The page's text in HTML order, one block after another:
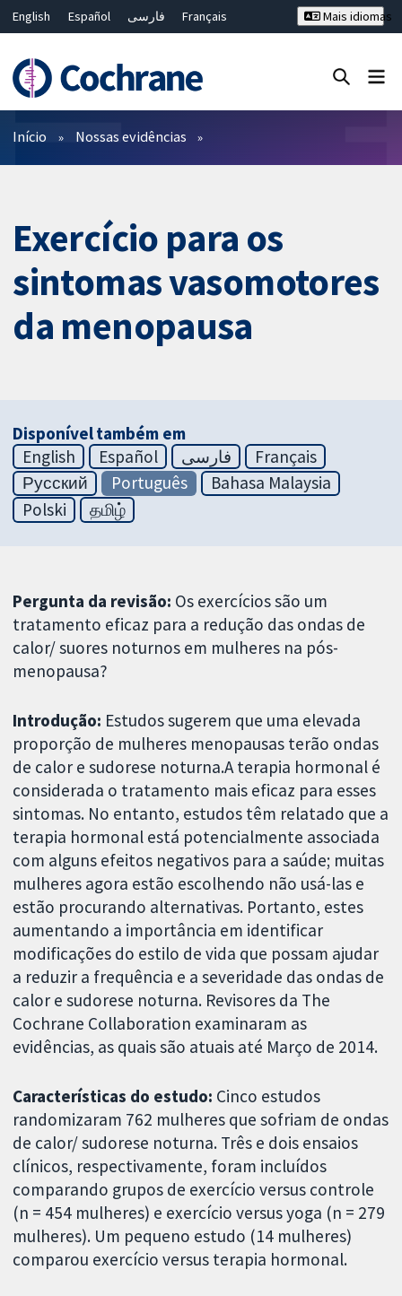
English Español فارسی
Français
Bahasa Malaysia
ไทย 繁體中文
Mais idiomas
Filtros
Início Nossas evidências
Exercício para os
sintomas vasomotores
da menopausa
Disponível também em
English
Español فارسی
Français
Русский
Português
Bahasa Malaysia
Polski
தமிழ்
Pergunta da revisão: Os exercícios são um
tratamento eficaz para a redução das ondas de
calor/ suores noturnos em mulheres na pós-
menopausa?
Introdução: Estudos sugerem que uma elevada
proporção de mulheres menopausas terão ondas
de calor e sudorese noturna.A terapia hormonal é
considerada o tratamento mais eficaz para esses
sintomas. No entanto, estudos têm relatado que a
terapia hormonal está potencialmente associada
com alguns efeitos negativos para a saúde; muitas
mulheres agora estão escolhendo não usá-las e
estão procurando alternativas. Portanto, estes
aumentando a importância em identificar
modificações do estilo de vida que possam ajudar
a reduzir a frequência e a severidade das ondas de
calor e sudorese noturna. Revisores da The
Cochrane Collaboration examinaram as
evidências, as quais são atuais até Março de 2014.
Características do estudo: Cinco estudos
randomizaram 762 mulheres que sofriam de ondas
de calor/ sudorese noturna. Três e dois ensaios
clínicos, respectivamente, foram incluídos
comparando grupos de exercício versus controle
(n = 454 mulheres) e exercício versus yoga (n = 279
mulheres). Um pequeno estudo (14 mulheres)
comparou exercício versus terapia hormonal.